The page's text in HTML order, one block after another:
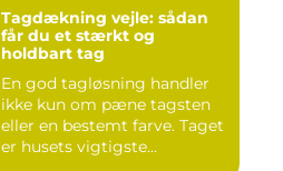
Tagdækning vejle: sådan
får du et stærkt og
holdbart tag
En god tagløsning handler
ikke kun om pæne tagsten
eller en bestemt farve. Taget
er husets vigtigste...